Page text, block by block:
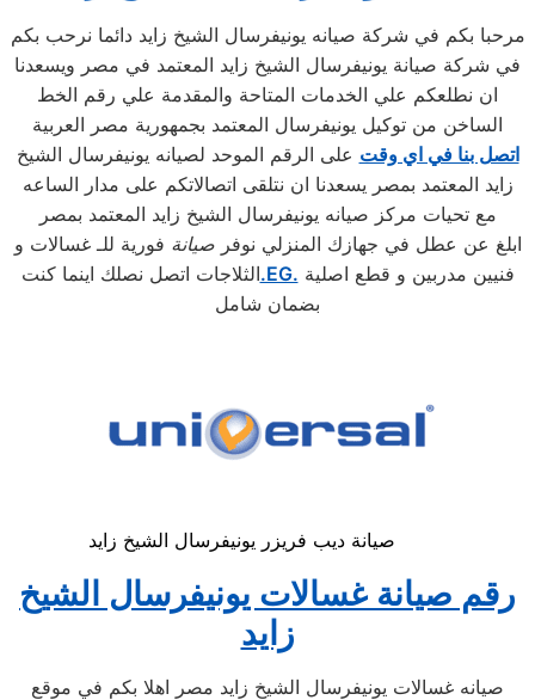
مرحبا بكم في شركة صيانه يونيفرسال الشيخ زايد دائما نرحب بكم
في شركة صيانة يونيفرسال الشيخ زايد المعتمد في مصر ويسعدنا
ان نطلعكم علي الخدمات المتاحة والمقدمة علي رقم الخط
الساخن من توكيل يونيفرسال المعتمد بجمهورية مصر العربية
اتصل بنا في اي وقت على الرقم الموحد لصيانه يونيفرسال الشيخ
زايد المعتمد بمصر يسعدنا ان نتلقى اتصالاتكم على مدار الساعه
مع تحيات مركز صيانه يونيفرسال الشيخ زايد المعتمد بمصر
ابلغ عن عطل في جهازك المنزلي نوفرصيانة فورية للـ غسالات و
الثلاجات اتصل نصلك اينما كنت.EG.
بضمان شامل
صيانة ديب فريزر يونيفرسال الشيخ زايد
رقم صيانة غسالات يونيفرسال الشيخ
زايد
صيانه غسالات يونيفرسال الشيخ زايد مصر اهلا بكم في موقع